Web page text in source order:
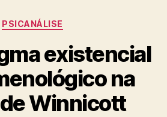
Categorias
PSICANÁLISE
existencial
na
Winnicott